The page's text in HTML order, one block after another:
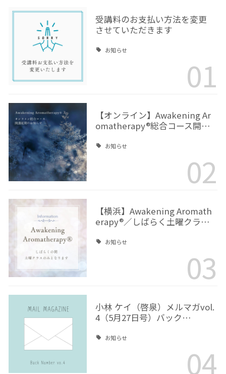
受講料のお支払い方法を変更
させていただきます
お知らせ
01
【オンライン】Awakening Ar
omatherapy®総合コース開…
お知らせ
02
【横浜】Awakening Aromath
erapy®／しばらく土曜クラ…
お知らせ
03
小林 ケイ（啓泉）メルマガvol.
4（5月27日号）バック…
お知らせ
04